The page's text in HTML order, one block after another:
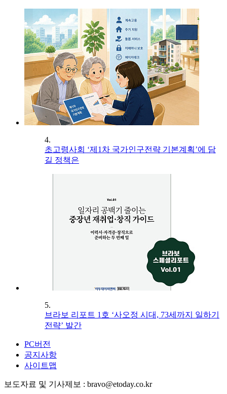
4.
초고령사회 ‘제1차 국가인구전략 기본계획’에 담
길 정책은
5.
브라보 리포트 1호 ‘사오정 시대, 73세까지 일하기
전략’ 발간
PC버전
공지사항
사이트맵
보도자료 및 기사제보 : bravo@etoday.co.kr